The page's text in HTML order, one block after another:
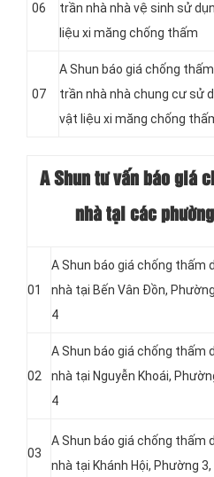
06
trần nhà nhà vệ sinh sử
liệu xi măng chống thấm
07
A Shun báo giá chống
trần nhà nhà chung cư sử
vật liệu xi măng chống
A Shun tư vấn báo giá
nhà tại các
01
A Shun báo giá chống thấm
nhà tại Bến Vân Ðồn,
4
02
A Shun báo giá chống thấm
nhà tại Nguyễn Khoái,
4
03
A Shun báo giá chống thấm
nhà tại Khánh Hội, Phường 3,